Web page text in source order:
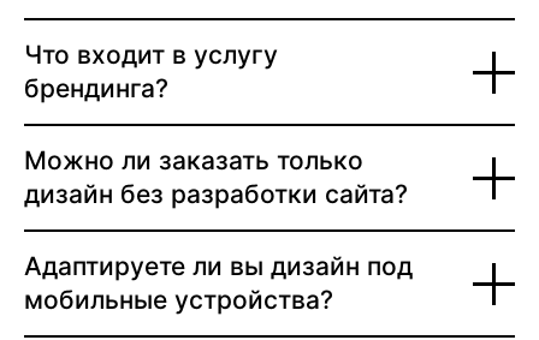
Что входит в услугу
брендинга?
Можно ли заказать только
дизайн без разработки сайта?
Адаптируете ли вы дизайн под
мобильные устройства?